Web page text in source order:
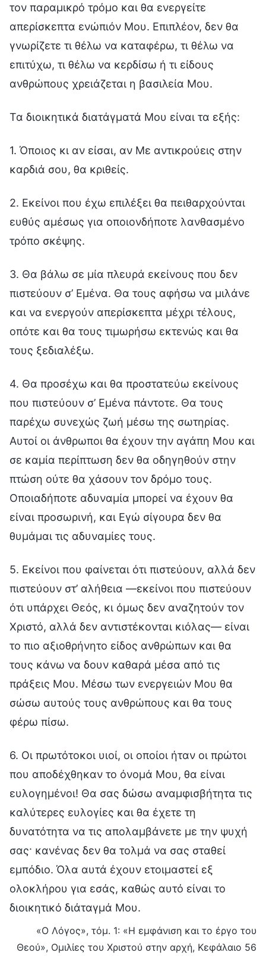
τον παραμικρό τρόμο και θα ενεργείτε
απερίσκεπτα ενώπιόν Μου. Επιπλέον, δεν θα
γνωρίζετε τι θέλω να καταφέρω, τι θέλω να
επιτύχω, τι θέλω να κερδίσω ή τι είδους
ανθρώπους χρειάζεται η βασιλεία Μου.
Τα διοικητικά διατάγματά Μου είναι τα εξής:
1. Όποιος κι αν είσαι, αν Με αντικρούεις στην
καρδιά σου, θα κριθείς.
2. Εκείνοι που έχω επιλέξει θα πειθαρχούνται
ευθύς αμέσως για οποιονδήποτε λανθασμένο
τρόπο σκέψης.
3. Θα βάλω σε μία πλευρά εκείνους που δεν
πιστεύουν σ’ Εμένα. Θα τους αφήσω να μιλάνε
και να ενεργούν απερίσκεπτα μέχρι τέλους,
οπότε και θα τους τιμωρήσω εκτενώς και θα
τους ξεδιαλέξω.
4. Θα προσέχω και θα προστατεύω εκείνους
που πιστεύουν σ’ Εμένα πάντοτε. Θα τους
παρέχω συνεχώς ζωή μέσω της σωτηρίας.
Αυτοί οι άνθρωποι θα έχουν την αγάπη Μου και
σε καμία περίπτωση δεν θα οδηγηθούν στην
πτώση ούτε θα χάσουν τον δρόμο τους.
Οποιαδήποτε αδυναμία μπορεί να έχουν θα
είναι προσωρινή, και Εγώ σίγουρα δεν θα
θυμάμαι τις αδυναμίες τους.
5. Εκείνοι που φαίνεται ότι πιστεύουν, αλλά δεν
πιστεύουν στ’ αλήθεια —εκείνοι που πιστεύουν
ότι υπάρχει Θεός, κι όμως δεν αναζητούν τον
Χριστό, αλλά δεν αντιστέκονται κιόλας— είναι
το πιο αξιοθρήνητο είδος ανθρώπων και θα
τους κάνω να δουν καθαρά μέσα από τις
πράξεις Μου. Μέσω των ενεργειών Μου θα
σώσω αυτούς τους ανθρώπους και θα τους
φέρω πίσω.
6. Οι πρωτότοκοι υιοί, οι οποίοι ήταν οι πρώτοι
που αποδέχθηκαν το όνομά Μου, θα είναι
ευλογημένοι! Θα σας δώσω αναμφισβήτητα τις
καλύτερες ευλογίες και θα έχετε τη
δυνατότητα να τις απολαμβάνετε με την ψυχή
σας· κανένας δεν θα τολμά να σας σταθεί
εμπόδιο. Όλα αυτά έχουν ετοιμαστεί εξ
ολοκλήρου για εσάς, καθώς αυτό είναι το
διοικητικό διάταγμά Μου.
«Ο Λόγος», τόμ. 1: «Η εμφάνιση και το έργο του
Θεού», Ομιλίες του Χριστού στην αρχή, Κεφάλαιο 56